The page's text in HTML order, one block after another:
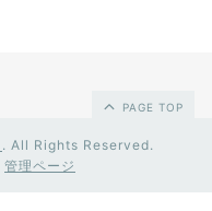
PAGE TOP
. All Rights Reserved.
管理ページ